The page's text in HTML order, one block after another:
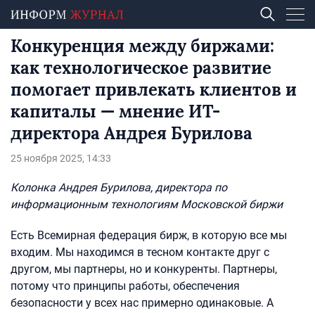
Конкуренция между биржами:
как технологическое развитие
помогает привлекать клиентов и
капиталы — мнение ИТ-
директора Андрея Бурилова
25 ноября 2025, 14:33
Колонка Андрея Бурилова, директора по
информационным технологиям Московской биржи
Есть Всемирная федерация бирж, в которую все мы
входим. Мы находимся в тесном контакте друг с
другом, мы партнеры, но и конкуренты. Партнеры,
потому что принципы работы, обеспечения
безопасности у всех нас примерно одинаковые. А